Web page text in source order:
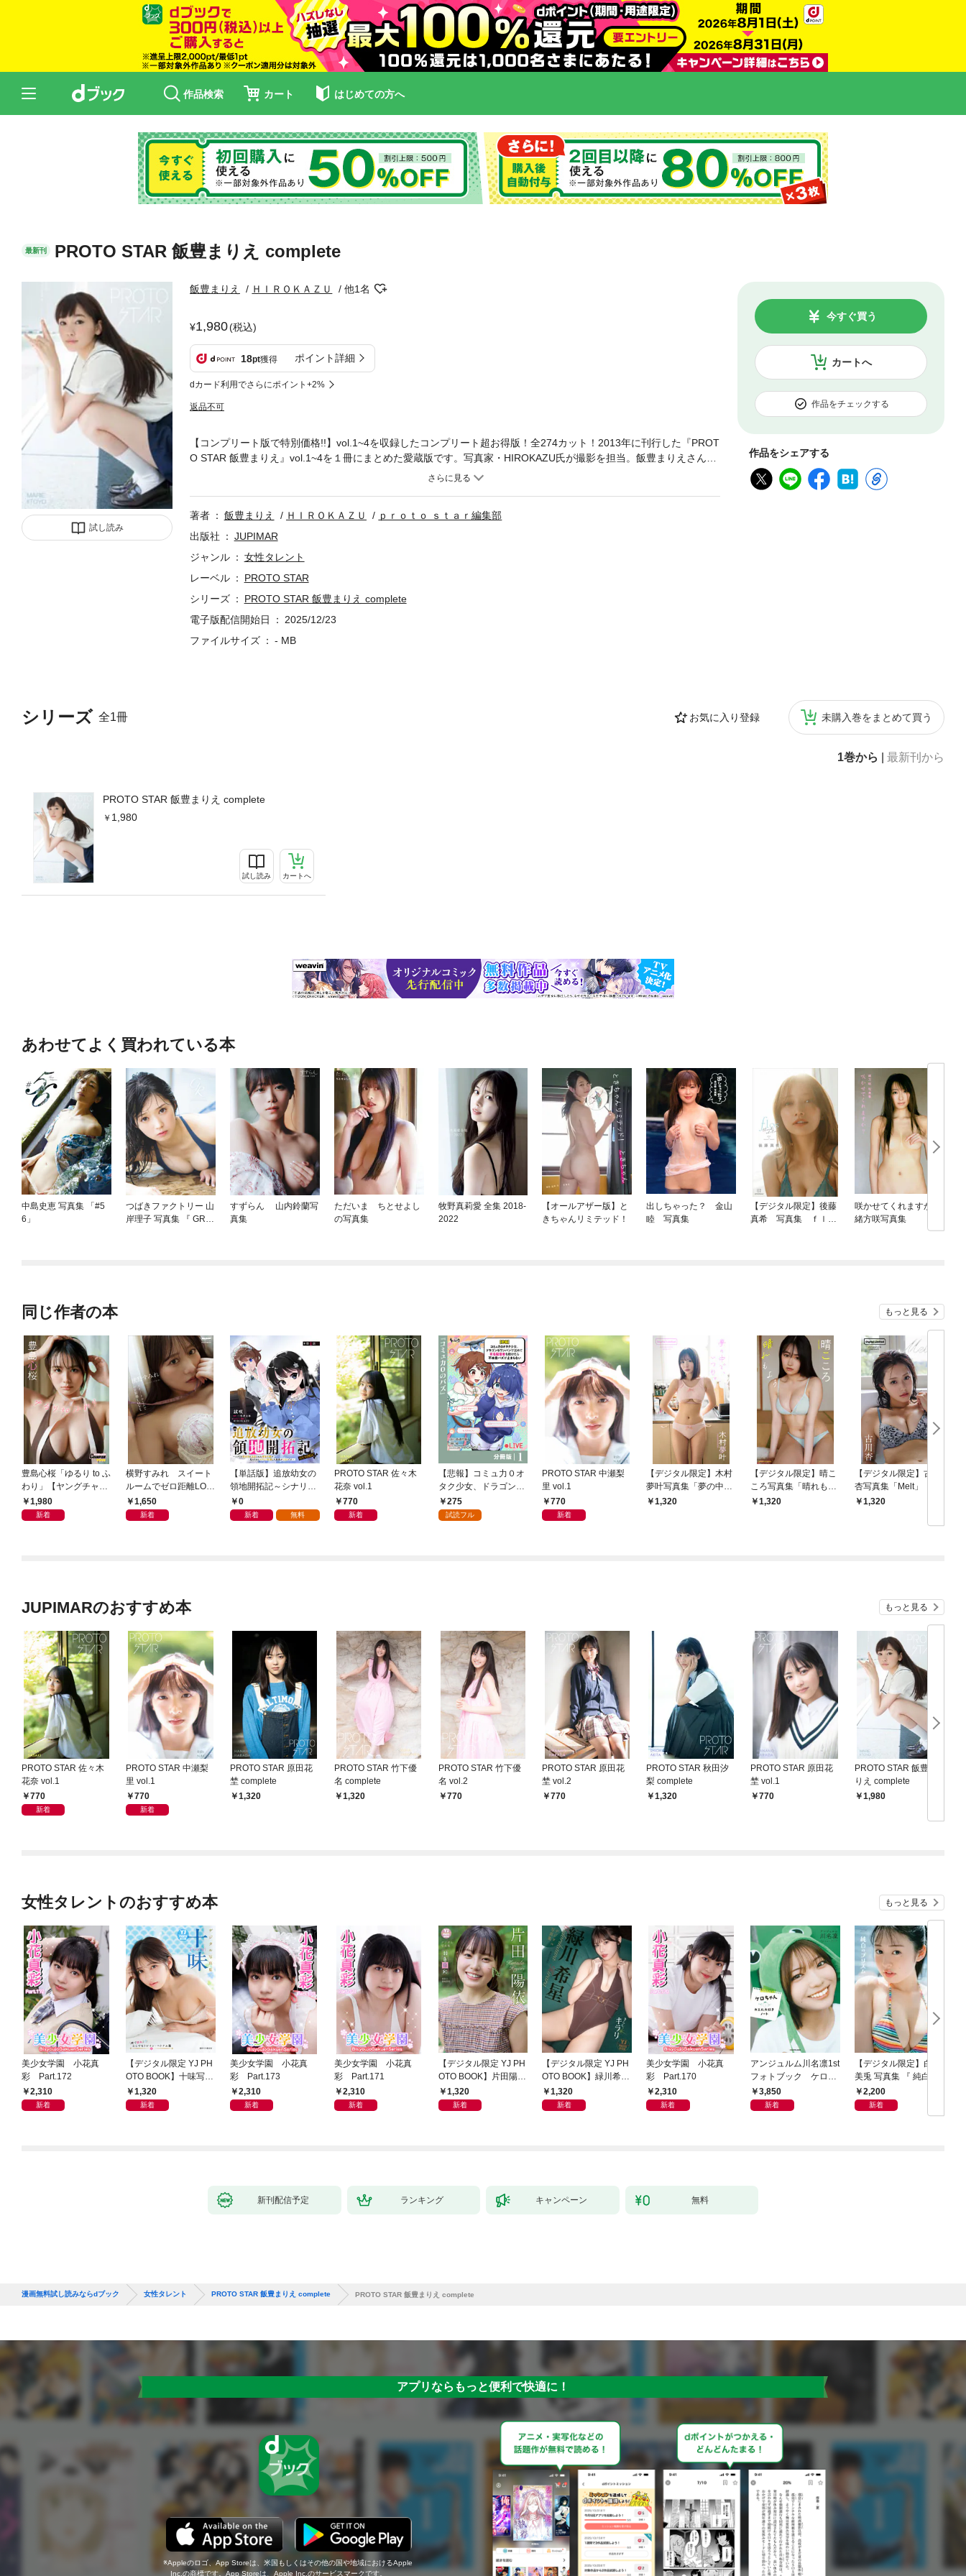
作品検索 カート はじめての方へ
最新刊 PROTO STAR 飯豊まりえ complete
試し読み
飯豊まりえ ＨＩＲＯＫＡＺＵ 他1名
1,980(税込)
18pt獲得 ポイント詳細
dカード利用でさらにポイント+2%
返品不可
カートへ
今すぐ買う
作品をチェックする
作品をシェアする
シリーズ 全1冊 お気に入り登録 未購入巻をまとめて買う
1巻から 最新刊から
PROTO STAR 飯豊まりえ complete
1,980
試し読み カートへ
【コンプリート版で特別価格!!】vol.1~4を収録したコンプリート超お得版！全274カット！2013年に刊行した『PROT
O STAR 飯豊まりえ』vol.1~4を１冊にまとめた愛蔵版です。写真家・HIROKAZU氏が撮影を担当。飯豊まりえさんの
圧倒的な透明感と美しさ、そしてこの年代ならではの瑞々しさを封じ込めたまさに不朽の名作。『PROTO STAR』
著者 飯豊まりえ ＨＩＲＯＫＡＺＵ
ｐｒｏｔｏ ｓｔａｒ編集部
出版社
JUPIMAR
ジャンル
女性タレント
レーベル
PROTO STAR
シリーズ
PROTO STAR 飯豊まりえ complete
電子版配信開始日
2025/12/23
ファイルサイズ
- MB
あわせてよく買われている本
中島史恵 写真集 「#5
6」
つばきファクトリー 山
岸理子 写真集 『 GR
すずらん 山内鈴蘭写
真集
ただいま ちとせよし
の写真集
牧野真莉愛 全集 2018-
2022
【オールアザー版】と
きちゃんリミテッド！
出しちゃった？ 金山
睦 写真集
【デジタル限定】後藤
真希 写真集 ｆｌｏ
咲かせてくれますか？
緒方咲写真集
同じ作者の本 もっと見る
豊島心桜「ゆるり to ふ
わり」【ヤングチャン
ピオンデジグラ】
1,980
新着
横野すみれ スイート
ルームでゼロ距離LOV
E 1,650
新着
【単話版】追放幼女の
領地開拓記～シナリオ
開始前に追放された悪
役令嬢が民のためにや
0
新着 無料
PROTO STAR 佐々木
花奈 vol.1
770
新着
【悲報】コミュ力０オ
タク少女、ドラゴンを
ワンパンで沈めて有名
配信者を助けたら不本
275
試読フル
PROTO STAR 中瀬梨
里 vol.1
770
新着
【デジタル限定】木村
夢叶写真集「夢の中
で、いつも。」
1,320
【デジタル限定】晴こ
ころ写真集「晴れもよ
う」1,320
【デジタル限定】古川
杏写真集「Melt」
1,320
JUPIMARのおすすめ本 もっと見る
PROTO STAR 佐々木
花奈 vol.1
770
新着
PROTO STAR 中瀬梨
里 vol.1
770
新着
PROTO STAR 原田花
埜 complete
1,320
PROTO STAR 竹下優
名 complete
1,320
PROTO STAR 竹下優
名 vol.2
770
PROTO STAR 原田花
埜 vol.2
770
PROTO STAR 秋田汐
梨 complete
1,320
PROTO STAR 原田花
埜 vol.1
770
PROTO STAR 飯豊ま
りえ complete
1,980
女性タレントのおすすめ本 もっと見る
美少女学園 小花真
彩 Part.172
2,310
新着
【デジタル限定 YJ PH
OTO BOOK】十味写真
集「続・『ぽみ』！？
どこでもトレイン・ベ
1,320
新着
美少女学園 小花真
彩 Part.173
2,310
新着
美少女学園 小花真
彩 Part.171
2,310
新着
【デジタル限定 YJ PH
OTO BOOK】片田陽依
写真集「羽色日和」
1,320
新着
【デジタル限定 YJ PH
OTO BOOK】緑川希星
写真集「きらら、キラ
リ」
1,320
新着
美少女学園 小花真
彩 Part.170
2,310
新着
アンジュルム川名凛1st
フォトブック ケロち
ゃん カエル大好きノ
ート
3,850
新着
【デジタル限定】白濱
美兎 写真集 『 純白の
プリズム 』
2,200
新着
新刊配信予定 ランキング キャンペーン 無料
漫画無料試し読みならdブック 女性タレント PROTO STAR 飯豊まりえ complete PROTO STAR 飯豊まりえ complete
アプリならもっと便利で快適に！
Appleのロゴ、App Storeは、米国もしくはその他の国や地域におけるApple
Inc.の商標です。App Storeは、Apple Inc.のサービスマークです。